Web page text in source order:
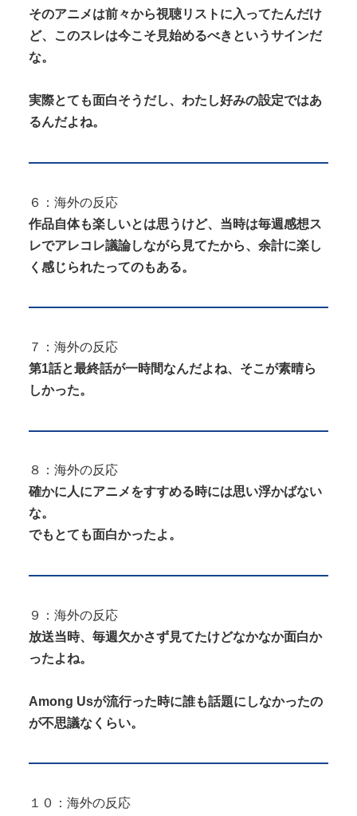
そのアニメは前々から視聴リストに入ってたんだけ
ど、このスレは今こそ見始めるべきというサインだ
な。
実際とても面白そうだし、わたし好みの設定ではあ
るんだよね。
６：海外の反応
作品自体も楽しいとは思うけど、当時は毎週感想ス
レでアレコレ議論しながら見てたから、余計に楽し
く感じられたってのもある。
７：海外の反応
第1話と最終話が一時間なんだよね、そこが素晴ら
しかった。
８：海外の反応
確かに人にアニメをすすめる時には思い浮かばない
な。
でもとても面白かったよ。
９：海外の反応
放送当時、毎週欠かさず見てたけどなかなか面白か
ったよね。
Among Usが流行った時に誰も話題にしなかったの
が不思議なくらい。
１０：海外の反応